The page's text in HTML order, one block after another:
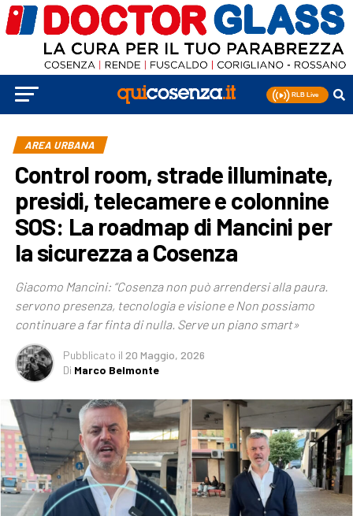
AREA URBANA
Control room, strade illuminate,
presidi, telecamere e colonnine
SOS: La roadmap di Mancini per
la sicurezza a Cosenza
Giacomo Mancini: “Cosenza non può arrendersi alla paura.
servono presenza, tecnologia e visione e Non possiamo
continuare a far finta di nulla. Serve un piano smart»
Pubblicato il 20 Maggio, 2026
Di Marco Belmonte